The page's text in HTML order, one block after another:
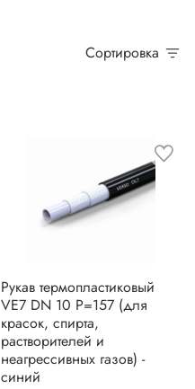
Сортировка
Рукав термопластиковый
VE7 DN 10 P=157 (для
красок, спирта,
растворителей и
неагрессивных газов) -
синий